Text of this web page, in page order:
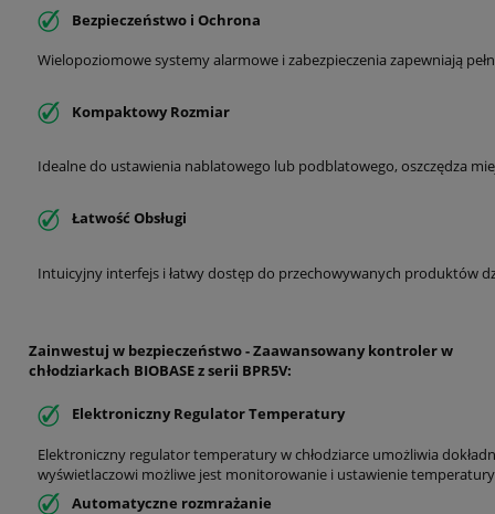
Bezpieczeństwo i Ochrona
Wielopoziomowe systemy alarmowe i zabezpieczenia zapewniają
Kompaktowy Rozmiar
Idealne do ustawienia nablatowego lub podblatowego, oszczędza
Łatwość Obsługi
Intuicyjny interfejs i łatwy dostęp do przechowywanych produktów
Zainwestuj w bezpieczeństwo - Zaawansowany kontroler w
chłodziarkach BIOBASE z serii BPR5V:
Elektroniczny Regulator Temperatury
Elektroniczny regulator temperatury w chłodziarce umożliwia
wyświetlaczowi możliwe jest monitorowanie i ustawienie temperatury
Automatyczne rozmrażanie